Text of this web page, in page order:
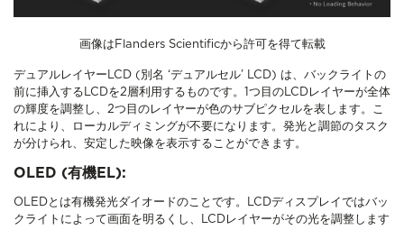
画像はFlanders Scientificから許可を得て転載
デュアルレイヤーLCD (別名 ‘デュアルセル’ LCD) は、バックライトの
前に挿入するLCDを2層利用するものです。1つ目のLCDレイヤーが全体
の輝度を調整し、2つ目のレイヤーが色のサブピクセルを表します。こ
れにより、ローカルディミングが不要になります。発光と調節のタスク
が分けられ、安定した映像を表示することができます。
OLED (有機EL):
OLEDとは有機発光ダイオードのことです。LCDディスプレイではバッ
クライトによって画面を明るくし、LCDレイヤーがその光を調整します